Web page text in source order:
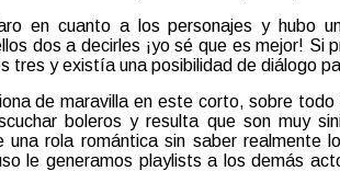
en cuanto a los personajes y hubo
dos a decirles ¡yo sé que es mejor!
tres y existía una posibilidad de diálogo
de maravilla en este corto, sobre
boleros y resulta que son muy
rola romántica sin saber realmente
le generamos playlists a los demás